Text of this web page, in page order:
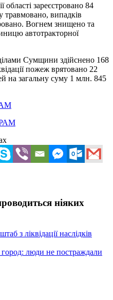
зареєстровано 84
травмовано, випадків
Вогнем знищено та
автотракторної
Сумщини здійснено 168
пожеж врятовано 22
на загальну суму 1 млн. 845
ніяких
з ліквідації наслідків
люди не постраждали